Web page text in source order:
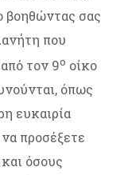
βοηθώντας σας
που
τον 9ο οίκο
όπως
ευκαιρία
προσέξετε
όσους